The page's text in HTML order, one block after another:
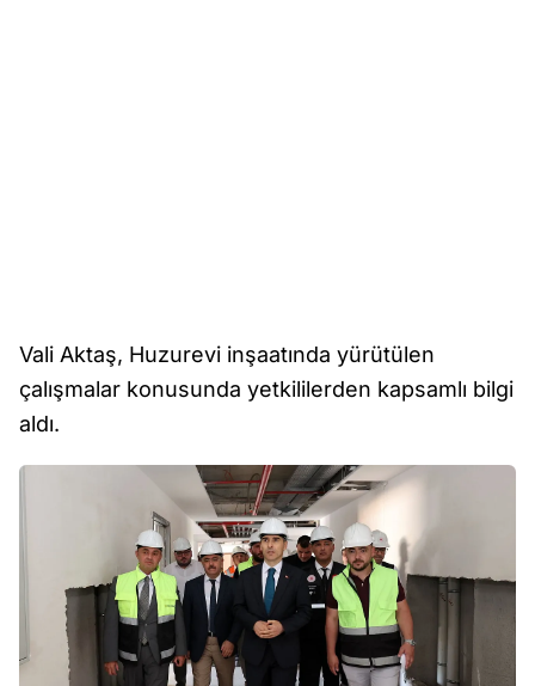
Vali Aktaş, Huzurevi inşaatında yürütülen
çalışmalar konusunda yetkililerden kapsamlı bilgi
aldı.